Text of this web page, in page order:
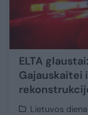
ELTA
Lietuvos diena